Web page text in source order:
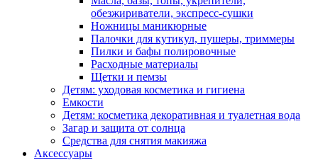
обезжириватели, экспресс-сушки
Ножницы маникюрные
Палочки для кутикул, пушеры, триммеры
Пилки и бафы полировочные
Расходные материалы
Щетки и пемзы
Детям: уходовая косметика и гигиена
Емкости
Детям: косметика декоративная и туалетная вода
Загар и защита от солнца
Средства для снятия макияжа
Аксессуары